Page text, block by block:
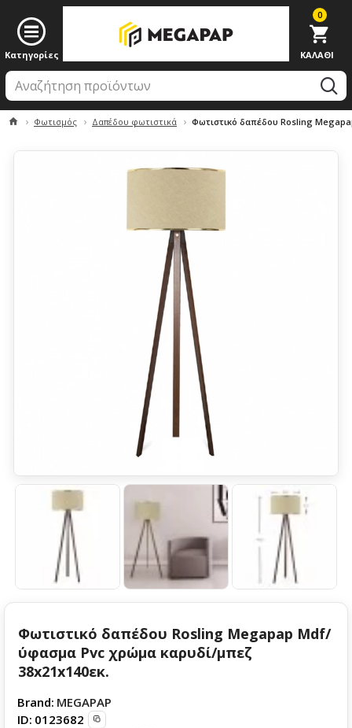
0
Φωτισμός Δαπέδου φωτιστικά Φωτιστικό δαπέδου Rosling
Φωτιστικό δαπέδου Rosling Megapap Mdf/
ύφασμα Pvc χρώμα καρυδί/μπεζ
38x21x140εκ.
Brand: MEGAPAP
ID: 0123682